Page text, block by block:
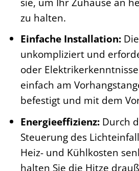
zu halten.
Einfache Installation:
unkompliziert und
oder
einfach am
befestigt und mit dem
Energieeffizienz:Durch
Steuerung des
Heiz- und Kühlkosten
halten Sie die Hitze